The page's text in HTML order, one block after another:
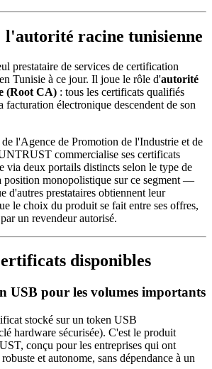
racine tunisienne
prestataire de services de certification
Tunisie à ce jour. Il joue le rôle d'autorité
(Root CA) : tous les certificats qualifiés
facturation électronique descendent de son
l'Agence de Promotion de l'Industrie et de
commercialise ses certificats
via deux portails distincts selon le type de
position monopolistique sur ce segment —
d'autres prestataires obtiennent leur
le choix du produit se fait entre ses offres,
un revendeur autorisé.
disponibles
USB pour les volumes importants
stocké sur un token USB
hardware sécurisée). C'est le produit
conçu pour les entreprises qui ont
et autonome, sans dépendance à un